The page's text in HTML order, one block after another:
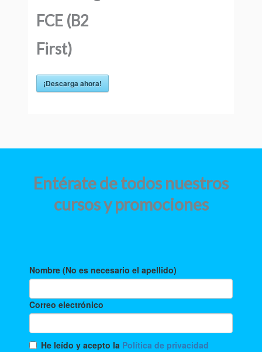
FCE (B2
First)
¡Descarga ahora!
Entérate de todos nuestros
cursos y promociones